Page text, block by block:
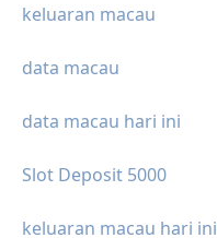
keluaran macau
data macau
data macau hari ini
Slot Deposit 5000
keluaran macau hari ini